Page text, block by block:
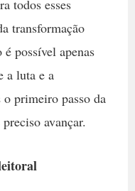
todos esses
transformação
possível apenas
a luta e a
o primeiro passo da
avançar.